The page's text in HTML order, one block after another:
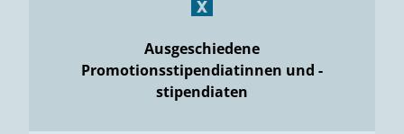
Ausgeschiedene
Promotionsstipendiatinnen und -
stipendiaten